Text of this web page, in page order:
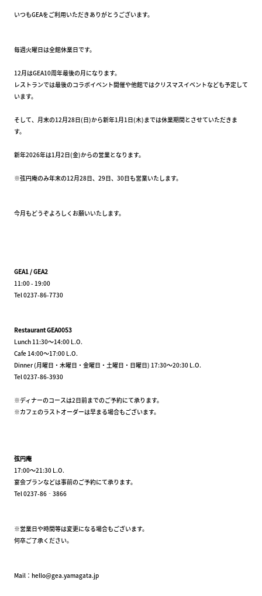
いつもGEAをご利用いただきありがとうございます。
毎週火曜日は全館休業日です。
12月はGEA10周年最後の月になります。
レストランでは最後のコラボイベント開催や他館ではクリスマスイベントなども予定して
います。
そして、月末の12月28日(日)から新年1月1日(木)までは休業期間とさせていただきま
す。
新年2026年は1月2日(金)からの営業となります。
※弦円庵のみ年末の12月28日、29日、30日も営業いたします。
今月もどうぞよろしくお願いいたします。
GEA1 / GEA2
11:00 - 19:00
Tel 0237-86-7730
Restaurant GEA0053
Lunch 11:30～14:00 L.O.
Cafe 14:00～17:00 L.O.
Dinner (月曜日・木曜日・金曜日・土曜日・日曜日) 17:30～20:30 L.O.
Tel 0237-86-3930
※ディナーのコースは2日前までのご予約にて承ります。
※カフェのラストオーダーは早まる場合もございます。
弦円庵
17:00～21:30 L.O.
宴会プランなどは事前のご予約にて承ります。
Tel 0237-86‐3866
※営業日や時間等は変更になる場合もございます。
何卒ご了承ください。
Mail：hello@gea.yamagata.jp